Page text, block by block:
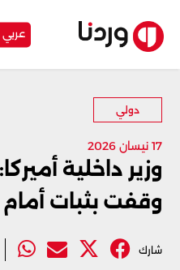
عربي
دولي
17 نيسان 2026
وزير داخلية
وقفت بثبات أمام
شارك